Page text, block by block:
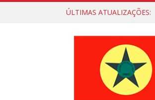
ÚLTIMAS ATUALIZAÇÕES: